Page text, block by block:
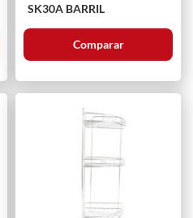
SK30A BARRIL
Comparar